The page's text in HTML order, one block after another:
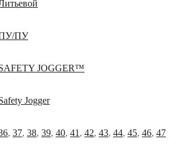
ПУ
JOGGER™
Jogger
, 37, 38, 39, 40, 41 , 42, 43, 44, 45, 46, 47